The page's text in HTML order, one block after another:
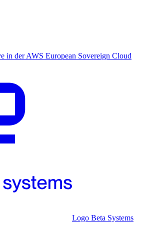
in der AWS European Sovereign Cloud
Logo Beta Systems